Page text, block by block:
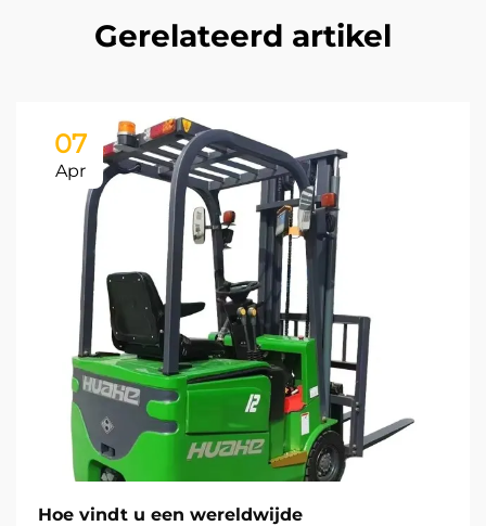
Gerelateerd artikel
07
Apr
Hoe vindt u een wereldwijde